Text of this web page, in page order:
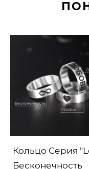
Кольцо Серия
Бесконечность